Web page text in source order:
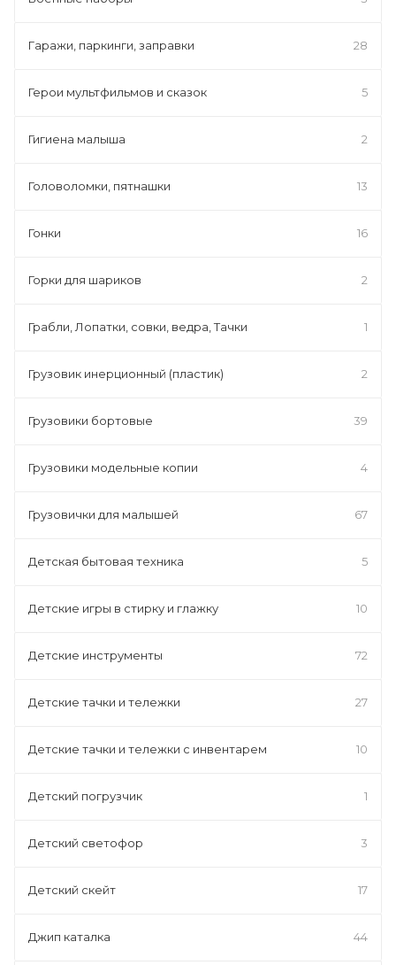
Гаражи, паркинги, заправки 28
Герои мультфильмов и сказок 5
Гигиена малыша 2
Головоломки, пятнашки 13
Гонки 16
Горки для шариков 2
Грабли, Лопатки, совки, ведра, Тачки 1
Грузовик инерционный (пластик) 2
Грузовики бортовые 39
Грузовики модельные копии 4
Грузовички для малышей 67
Детская бытовая техника 5
Детские игры в стирку и глажку 10
Детские инструменты 72
Детские тачки и тележки 27
Детские тачки и тележки с инвентарем 10
Детский погрузчик 1
Детский светофор 3
Детский скейт 17
Джип каталка 44